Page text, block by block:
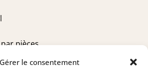
Gérer le consentement
pièces